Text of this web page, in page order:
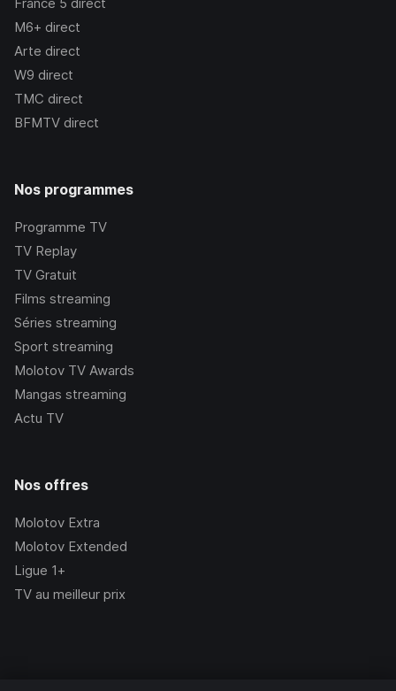
M6+ direct
Arte direct
W9 direct
TMC direct
BFMTV direct
Nos programmes
Programme TV
TV Replay
TV Gratuit
Films streaming
Séries streaming
Sport streaming
Molotov TV Awards
Mangas streaming
Actu TV
Nos offres
Molotov Extra
Molotov Extended
Ligue 1+
TV au meilleur prix